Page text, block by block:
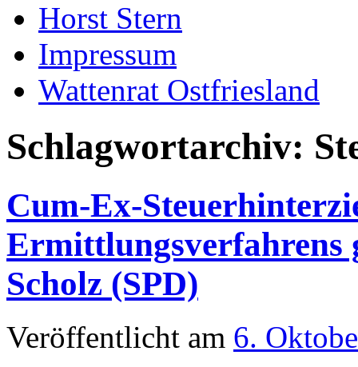
Horst Stern
Impressum
Wattenrat Ostfriesland
Schlagwortarchiv:
Cum-Ex-
Ermittlungsverfahrens
Scholz (SPD)
Veröffentlicht am 6.